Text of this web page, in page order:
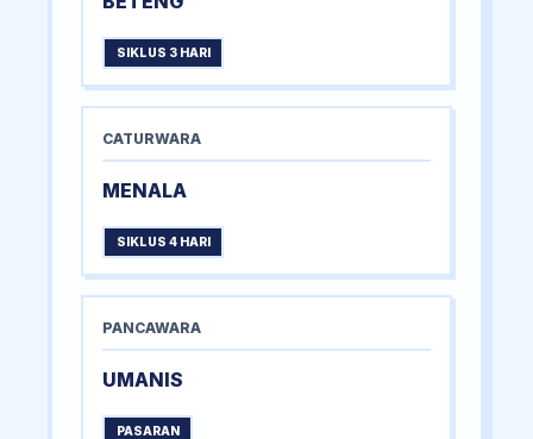
SIKLUS 3 HARI
CATURWARA
MENALA
SIKLUS 4 HARI
PANCAWARA
UMANIS
PASARAN